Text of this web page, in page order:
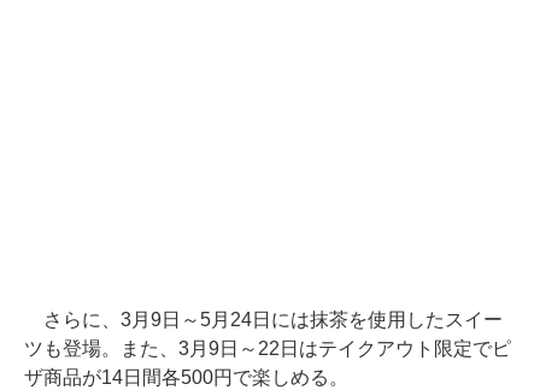
さらに、3月9日～5月24日には抹茶を使用したスイー
ツも登場。また、3月9日～22日はテイクアウト限定でピ
ザ商品が14日間各500円で楽しめる。